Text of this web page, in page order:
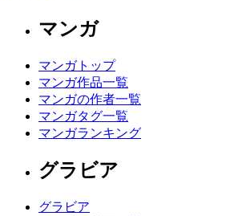
マンガ
マンガトップ
マンガ作品一覧
マンガの作者一覧
マンガタグ一覧
マンガランキング
グラビア
グラビア